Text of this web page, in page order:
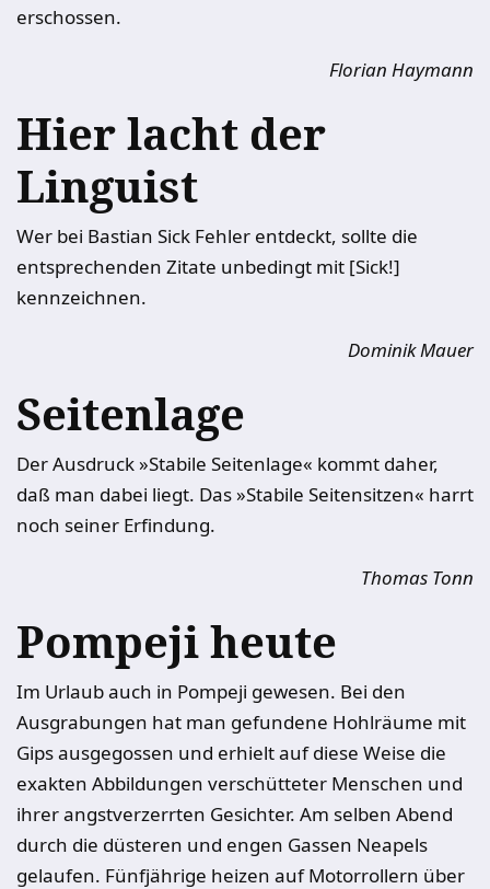
erschossen.
Florian Haymann
Hier lacht der
Linguist
Wer bei Bastian Sick Fehler entdeckt, sollte die
entsprechenden Zitate unbedingt mit [Sick!]
kennzeichnen.
Dominik Mauer
Seitenlage
Der Ausdruck »Stabile Seitenlage« kommt daher,
daß man dabei liegt. Das »Stabile Seitensitzen« harrt
noch seiner Erfindung.
Thomas Tonn
Pompeji heute
Im Urlaub auch in Pompeji gewesen. Bei den
Ausgrabungen hat man gefundene Hohlräume mit
Gips ausgegossen und erhielt auf diese Weise die
exakten Abbildungen verschütteter Menschen und
ihrer angstverzerrten Gesichter. Am ­selben Abend
durch die düsteren und ­engen Gassen Neapels
gelaufen. Fünfjährige heizen auf Motorrollern über